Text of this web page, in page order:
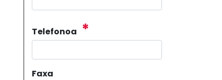
Telefonoa *
Faxa